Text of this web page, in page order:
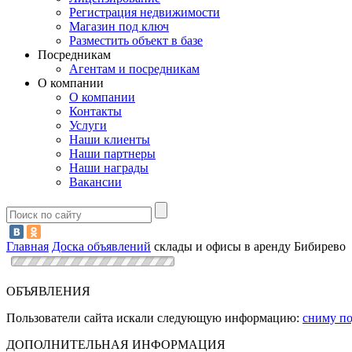
Регистрация недвижимости
Магазин под ключ
Разместить объект в базе
Посредникам
Агентам и посредникам
О компании
О компании
Контакты
Услуги
Наши клиенты
Наши партнеры
Наши награды
Вакансии
Главная Доска объявлений склады и офисы в аренду Бибирево
ОБЪЯВЛЕНИЯ
Пользователи сайта искали следующую информацию: сниму
ДОПОЛНИТЕЛЬНАЯ ИНФОРМАЦИЯ